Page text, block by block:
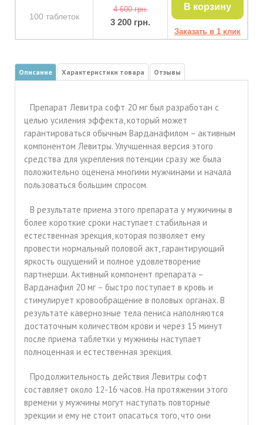
100 таблеток
4 600
3 200
В корзину
Заказать в 1 клик
Описание Характеристики товара Отзывы
Препарат Левитра софт 20 мг был разработан с
целью усиления эффекта, который может
гарантироваться обычным Варданафилом – активным
компонентом Левитры. Улучшенная версия этого
средства для укрепления потенции сразу же была
положительно оценена многими мужчинами и начала
пользоваться большим спросом.
В результате приема этого препарата у мужичины в
более короткие сроки наступает стабильная и
естественная эрекция, которая позволяет ему
провести нормальный половой акт, гарантирующий
яркость ощущений и полное удовлетворение
партнерши. Активный компонент препарата –
Варданафил 20 мг – быстро поступает в кровь и
стимулирует кровообращение в половых органах. В
результате кавернозные тела пениса наполняются
достаточным количеством крови и через 15 минут
после приема таблетки у мужнины наступает
полноценная и естественная эрекция.
Продолжительность действия Левитры софт
составляет около 12-16 часов. На протяжении этого
времени у мужчины могут наступать повторные
эрекции и ему не стоит опасаться того, что они